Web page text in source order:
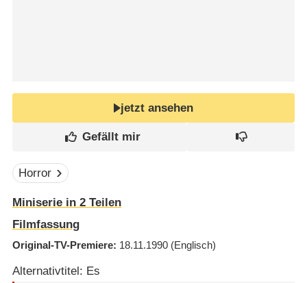
jetzt ansehen
Horror
Miniserie in 2 Teilen
Filmfassung
Original-TV-Premiere 18.11.1990 (Englisch)
Alternativtitel: Es